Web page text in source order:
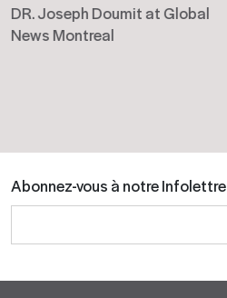
DR. Joseph Doumit at Global
News Montreal
Abonnez-vous à notre Infolettre
leave
field